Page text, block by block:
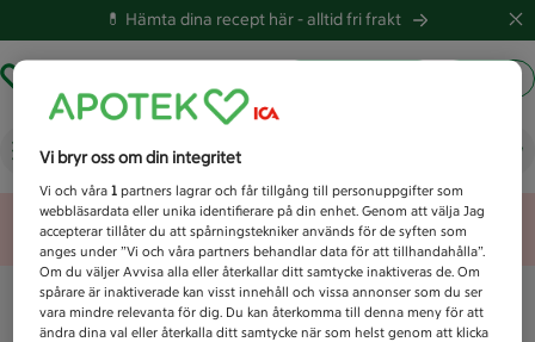
💊 Hämta dina recept här -alltid fri frakt
Vad letar du efter idag?
Unknown error
Vi bryr oss om din integritet
Vi och våra1 partners lagrar och får tillgång till personuppgifter som
webbläsardata eller unika identifierare på din enhet. Genom att välja Jag
accepterar tillåter du att spårningstekniker används för de syften som
anges under ”Vi och våra partners behandlar data för att tillhandahålla”.
Om du väljer Avvisa alla eller återkallar ditt samtycke inaktiveras de. Om
spårare är inaktiverade kan visst innehåll och vissa annonser som du ser
vara mindre relevanta för dig. Du kan återkomma till denna meny för att
ändra dina val eller återkalla ditt samtycke när som helst genom att klicka